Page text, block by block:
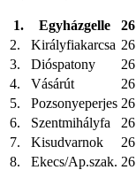
1. Egyházgelle 26
2.
Királyfiakarcsa 26
3.
Dióspatony 26
4.
Vásárút 26
5.
Pozsonyeperjes 26
6.
Szentmihályfa 26
7.
Kisudvarnok 26
8.
Ekecs/Ap.szak. 26